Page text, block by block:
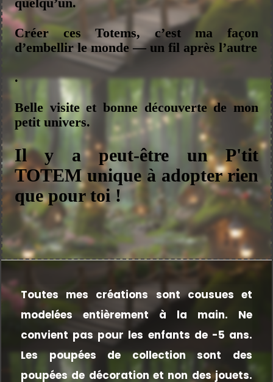
Créer ces Totems, c’est ma façon
d’embellir le monde — un fil après l’autre
.
Belle visite et bonne découverte de mon
petit univers.
Il y a peut-être un P'tit
TOTEM unique à adopter rien
que pour toi !
Toutes mes créations sont cousues et
modelées entièrement à la main. Ne
convient pas pour les enfants de -5 ans.
Les poupées de collection sont des
poupées de décoration et non des jouets.